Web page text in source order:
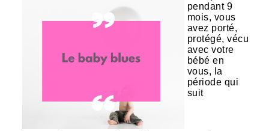
pendant 9
mois, vous
avez porté,
protégé, vécu
avec votre
bébé en
vous, la
période qui
suit